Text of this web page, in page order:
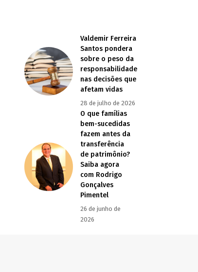
Valdemir Ferreira
Santos pondera
sobre o peso da
responsabilidade
nas decisões que
afetam vidas
28 de julho de 2026
O que famílias
bem-sucedidas
fazem antes da
transferência
de patrimônio?
Saiba agora
com Rodrigo
Gonçalves
Pimentel
26 de junho de
2026